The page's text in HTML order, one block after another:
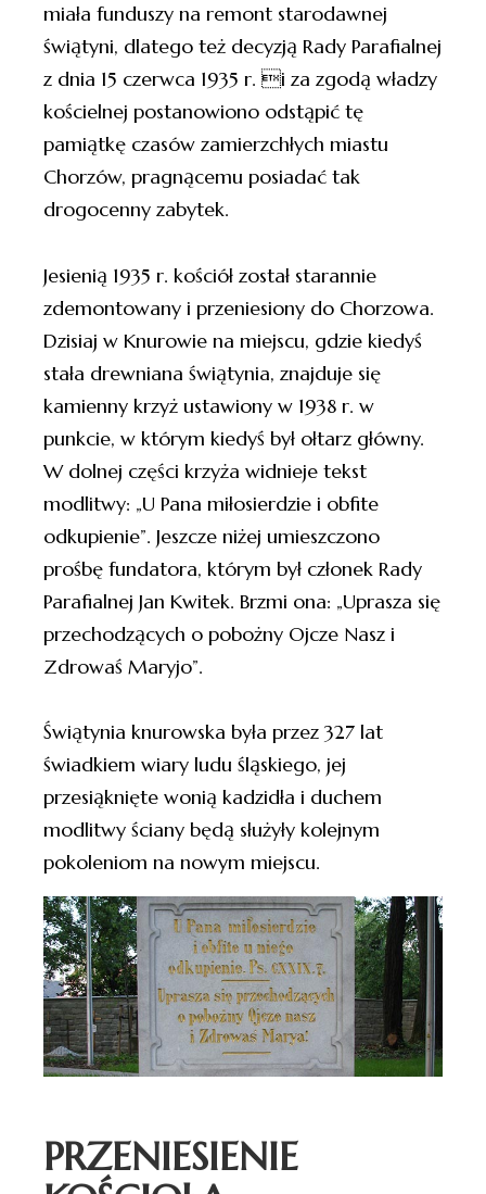
miała funduszy na remont starodawnej
świątyni, dlatego też decyzją Rady Parafialnej
z dnia 15 czerwca 1935 r. i za zgodą władzy
kościelnej postanowiono odstąpić tę
pamiątkę czasów zamierzchłych miastu
Chorzów, pragnącemu posiadać tak
drogocenny zabytek.
Jesienią 1935 r. kościół został starannie
zdemontowany i przeniesiony do Chorzowa.
Dzisiaj w Knurowie na miejscu, gdzie kiedyś
stała drewniana świątynia, znajduje się
kamienny krzyż ustawiony w 1938 r. w
punkcie, w którym kiedyś był ołtarz główny.
W dolnej części krzyża widnieje tekst
modlitwy: „U Pana miłosierdzie i obfite
odkupienie”. Jeszcze niżej umieszczono
prośbę fundatora, którym był członek Rady
Parafialnej Jan Kwitek. Brzmi ona: „Uprasza się
przechodzących o pobożny Ojcze Nasz i
Zdrowaś Maryjo”.
Świątynia knurowska była przez 327 lat
świadkiem wiary ludu śląskiego, jej
przesiąknięte wonią kadzidła i duchem
modlitwy ściany będą służyły kolejnym
pokoleniom na nowym miejscu.
PRZENIESIENIE